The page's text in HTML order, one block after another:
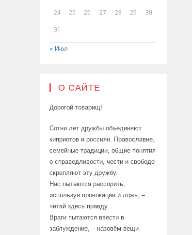
24 25 26 27 28 29 30
31
« Июл
О САЙТЕ
Дорогой товарищ!
Сотни лет дружбы объединяют
киприотов и россиян. Православие,
семейные традиции, общие понятия
о справедливости, чести и свободе
скрепляют эту дружбу.
Нас пытаются рассорить,
используя провокации и ложь, –
читай здесь правду.
Враги пытаются ввести в
заблуждение, – назовём вещи